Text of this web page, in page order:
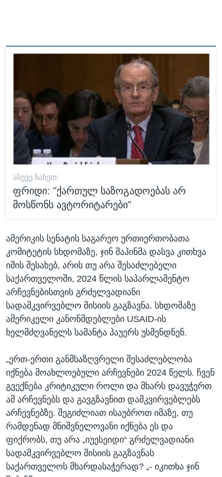
ᲐᲡᲔᲕᲔ ᲜᲐᲮᲔᲗ:
ფრიდი: "ქართულ საზოგადოებას არ
მოსწონს ავტორიტარები"
ამერიკის სენატის საგარეო ურთიერთობათა
კომიტეტის სხდომაზე, ჯინ შაჰინმა დასვა კითხვა
იმის შესახებ, არის თუ არა შესაძლებელი
საქართველოში, 2024 წლის საპარლამენტო
არჩევნებისთვის გრძელვადიანი
სადამკვირვებლო მისიის გაგზავნა. სხდომაზე
ამერიკელი კანონმდებლები USAID-ის
ხელმძღვანელს სამანტა პაუერს უსმენდნენ.
„ერთ-ერთი განმსაზღვრელი შესაძლებლობა
იქნება მოახლოებული არჩევნები 2024 წელს. ჩვენ
გვექნება კრიტიკული როლი და მხარს დავუჭერთ
ამ არჩევნებს და გავგზავნით დამკვირვებლებს
არჩევნებზე. შეგიძლიათ ისაუბროთ იმაზე, თუ
რამდენად მნიშვნელოვანი იქნება ეს და
ფიქრობს, თუ არა „იუესეიდი“ გრძელვადიანი
სადამკვირვებლო მისიის გაგზავნას
საქართველოს მხარდასაჭერად? „- იკითხა ჯინ